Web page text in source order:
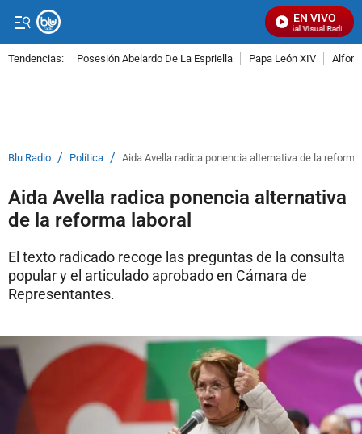
EN VIVO
Señal Visual Radio
Tendencias: Posesión Abelardo De La Espriella Papa León XIV
Blu Radio / Política / Aida Avella radica ponencia alternativa de la
Aida Avella radica ponencia alternativa
de la reforma laboral
El texto radicado recoge las preguntas de la consulta
popular y el articulado aprobado en Cámara de
Representantes.